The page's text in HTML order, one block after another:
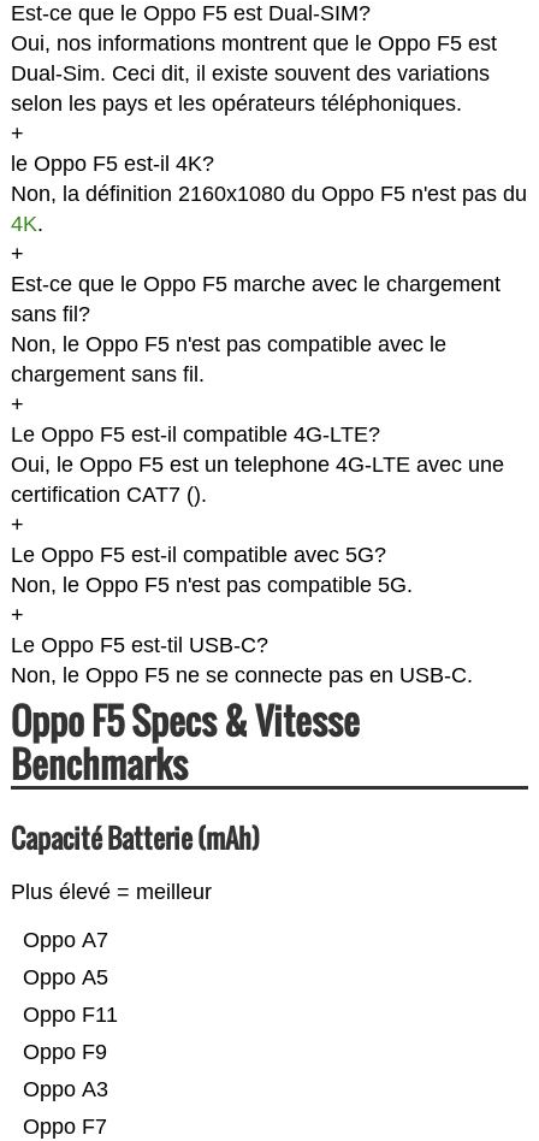
Est-ce que le Oppo F5 est Dual-SIM?
Oui, nos informations montrent que le Oppo F5 est
Dual-Sim. Ceci dit, il existe souvent des variations
selon les pays et les opérateurs téléphoniques.
+
le Oppo F5 est-il 4K?
Non, la définition 2160x1080 du Oppo F5 n'est pas du
4K.
+
Est-ce que le Oppo F5 marche avec le chargement
sans fil?
Non, le Oppo F5 n'est pas compatible avec le
chargement sans fil.
+
Le Oppo F5 est-il compatible 4G-LTE?
Oui, le Oppo F5 est un telephone 4G-LTE avec une
certification CAT7 ().
+
Le Oppo F5 est-il compatible avec 5G?
Non, le Oppo F5 n'est pas compatible 5G.
+
Le Oppo F5 est-til USB-C?
Non, le Oppo F5 ne se connecte pas en USB-C.
Oppo F5 Specs & Vitesse
Benchmarks
Capacité Batterie (mAh)
Plus élevé = meilleur
Oppo F7
Oppo A3
Oppo F9
Oppo F11
Oppo A5
Oppo A7